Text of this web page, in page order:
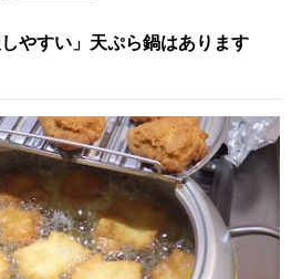
やすい」天ぷら鍋はあります